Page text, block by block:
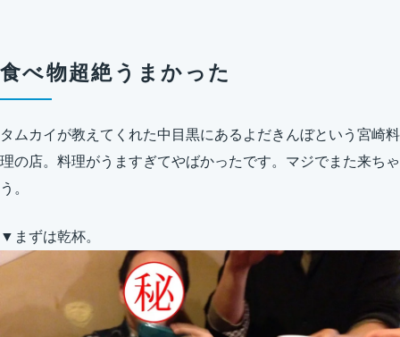
食べ物超絶うまかった
タムカイが教えてくれた中目黒にあるよだきんぼという宮崎料
理の店。料理がうますぎてやばかったです。マジでまた来ちゃ
う。
▼まずは乾杯。